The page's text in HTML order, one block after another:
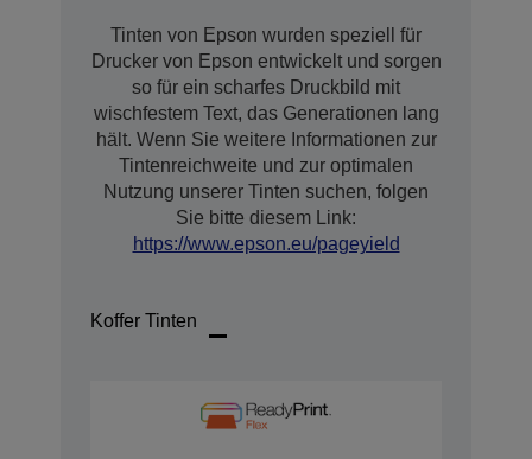
Tinten von Epson wurden speziell für
Drucker von Epson entwickelt und sorgen
so für ein scharfes Druckbild mit
wischfestem Text, das Generationen lang
hält. Wenn Sie weitere Informationen zur
Tintenreichweite und zur optimalen
Nutzung unserer Tinten suchen, folgen
Sie bitte diesem Link:
https://www.epson.eu/pageyield
Koffer Tinten